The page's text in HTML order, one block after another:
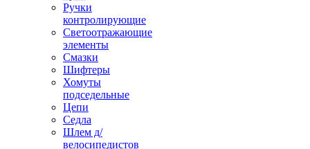
Ручки
контролирующие
Светоотражающие
элементы
Смазки
Шифтеры
Хомуты
подседельные
Цепи
Седла
Шлем д/
велосипедистов